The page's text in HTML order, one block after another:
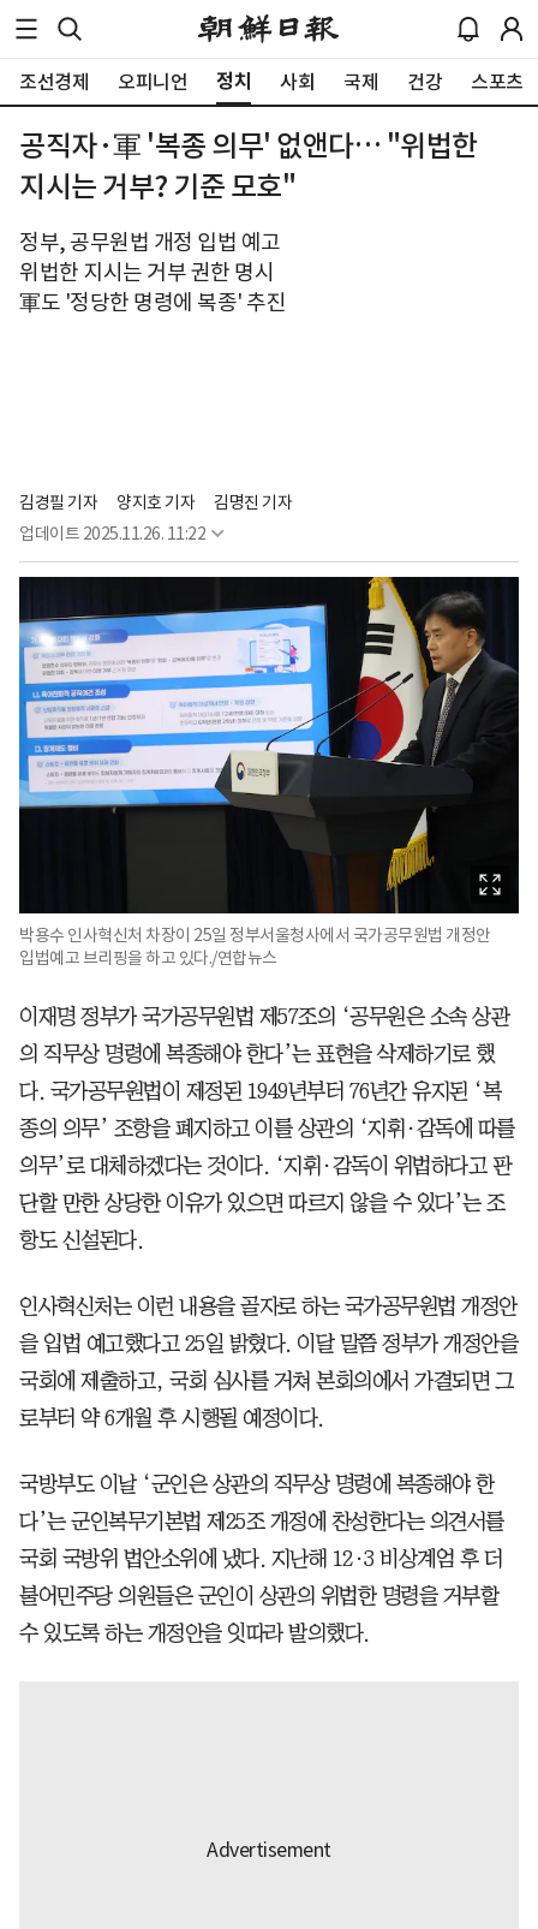
조선경제 오피니언 정치 사회 국제 건강 스포츠
공직자·軍 '복종 의무' 없앤다… "위법한
지시는 거부? 기준 모호"
정부, 공무원법 개정 입법 예고
위법한 지시는 거부 권한 명시
軍도 '정당한 명령에 복종' 추진
김경필 기자 양지호 기자
김명진 기자
업데이트 2025.11.26. 11:22
박용수 인사혁신처 차장이 25일 정부서울청사에서 국가공무원법 개정안
입법예고 브리핑을 하고 있다./연합뉴스
이재명 정부가 국가공무원법 제57조의 ‘공무원은 소속 상관
의 직무상 명령에 복종해야 한다’는 표현을 삭제하기로 했
다. 국가공무원법이 제정된 1949년부터 76년간 유지된 ‘복
종의 의무’ 조항을 폐지하고 이를 상관의 ‘지휘·감독에 따를
의무’로 대체하겠다는 것이다. ‘지휘·감독이 위법하다고 판
단할 만한 상당한 이유가 있으면 따르지 않을 수 있다’는 조
항도 신설된다.
인사혁신처는 이런 내용을 골자로 하는 국가공무원법 개정안
을 입법 예고했다고 25일 밝혔다. 이달 말쯤 정부가 개정안을
국회에 제출하고, 국회 심사를 거쳐 본회의에서 가결되면 그
로부터 약 6개월 후 시행될 예정이다.
국방부도 이날 ‘군인은 상관의 직무상 명령에 복종해야 한
다’는 군인복무기본법 제25조 개정에 찬성한다는 의견서를
국회 국방위 법안소위에 냈다. 지난해 12·3 비상계엄 후 더
불어민주당 의원들은 군인이 상관의 위법한 명령을 거부할
수 있도록 하는 개정안을 잇따라 발의했다.